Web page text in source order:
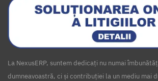
La NexusERP, suntem dedicați nu numai
dumneavoastră, ci și contribuției la un mediu mai